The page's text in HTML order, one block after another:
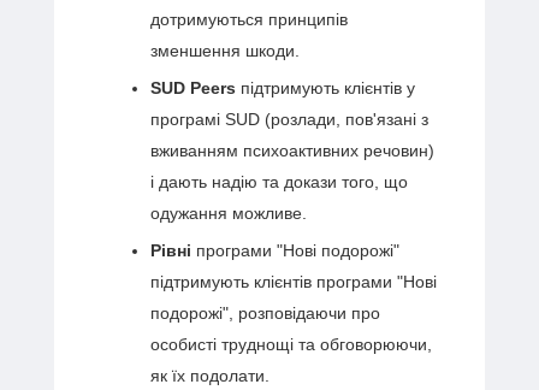
дотримуються принципів
зменшення шкоди.
SUD Peers підтримують клієнтів у
програмі SUD (розлади, пов'язані з
вживанням психоактивних речовин)
і дають надію та докази того, що
одужання можливе.
Рівні програми "Нові подорожі"
підтримують клієнтів програми "Нові
подорожі", розповідаючи про
особисті труднощі та обговорюючи,
як їх подолати.